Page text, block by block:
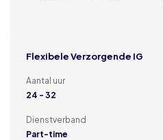
Flexibele Verzorgende IG
Aantal uur
24 - 32
Dienstverband
Part-time